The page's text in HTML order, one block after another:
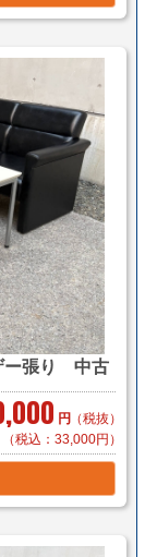
ー張り 中古
円 （税抜）
（税込：33,000円）